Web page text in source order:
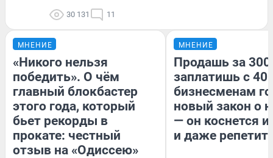
30 131 11
МНЕНИЕ
«Никого нельзя
победить». О чём
главный блокбастер
этого года, который
бьет рекорды в
прокате: честный
отзыв на «Одиссею»
МНЕНИЕ
Продашь за
заплатишь с
бизнесменам
новый закон о
— он коснется
и даже